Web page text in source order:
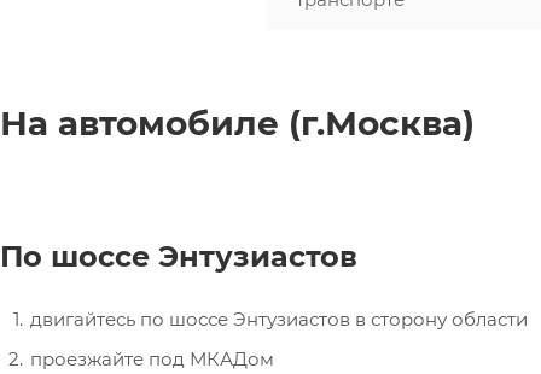
На автомобиле (г.Москва)
По шоссе Энтузиастов
двигайтесь по шоссе Энтузиастов в сторону области
проезжайте под МКАДом